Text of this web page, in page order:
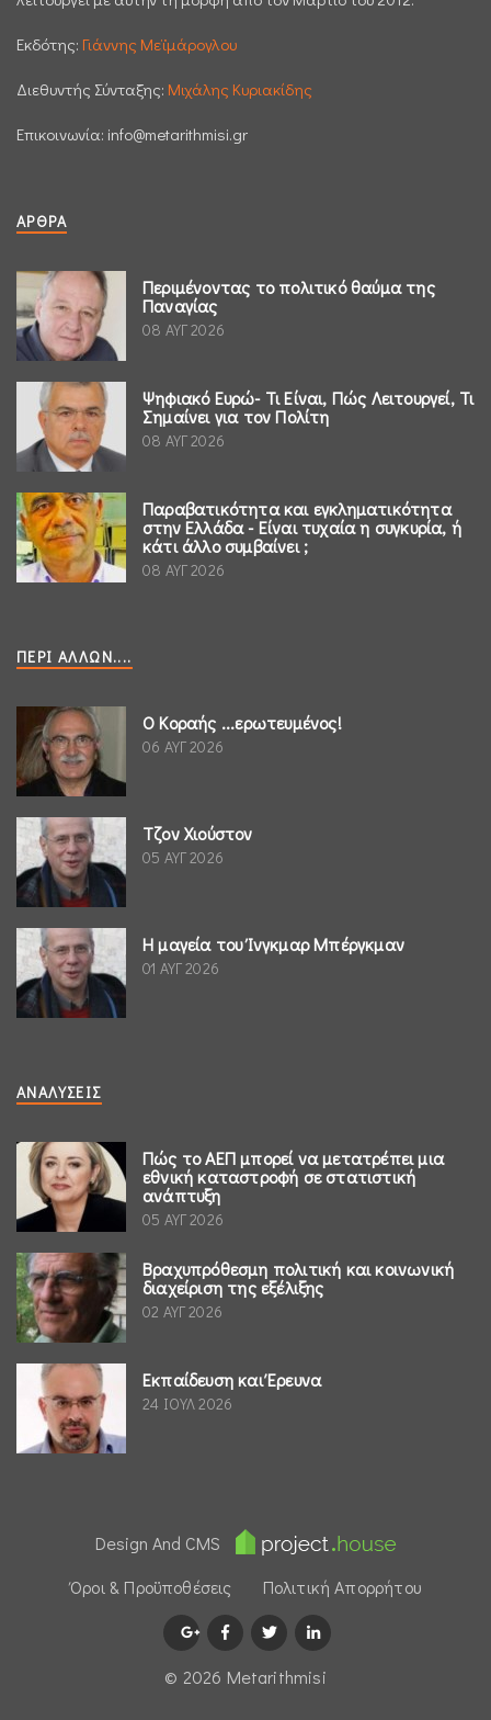
Εκδότης: Γιάννης Μεϊμάρογλου
Διεθυντής Σύνταξης: Μιχάλης Κυριακίδης
Επικοινωνία: info@metarithmisi.gr
ΆΡΘΡΑ
Περιμένοντας το πολιτικό θαύμα της
Παναγίας
08 ΑΥΓ 2026
Ψηφιακό Ευρώ- Τι Είναι, Πώς Λειτουργεί, Τι
Σημαίνει για τον Πολίτη
08 ΑΥΓ 2026
Παραβατικότητα και εγκληματικότητα
στην Ελλάδα - Είναι τυχαία η συγκυρία, ή
κάτι άλλο συμβαίνει ;
08 ΑΥΓ 2026
ΠΕΡΊ ΆΛΛΩΝ....
Ο Κοραής ...ερωτευμένος!
06 ΑΥΓ 2026
Τζον Χιούστον
05 ΑΥΓ 2026
Η μαγεία του Ίνγκμαρ Μπέργκμαν
01 ΑΥΓ 2026
ΑΝΑΛΎΣΕΙΣ
Πώς το ΑΕΠ μπορεί να μετατρέπει μια
εθνική καταστροφή σε στατιστική
ανάπτυξη
05 ΑΥΓ 2026
Βραχυπρόθεσμη πολιτική και κοινωνική
διαχείριση της εξέλιξης
02 ΑΥΓ 2026
Εκπαίδευση και Έρευνα
24 ΙΟΥΛ 2026
Design And CMS
Όροι & Προϋποθέσεις
Πολιτική Απορρήτου
© 2026 Μetarithmisi